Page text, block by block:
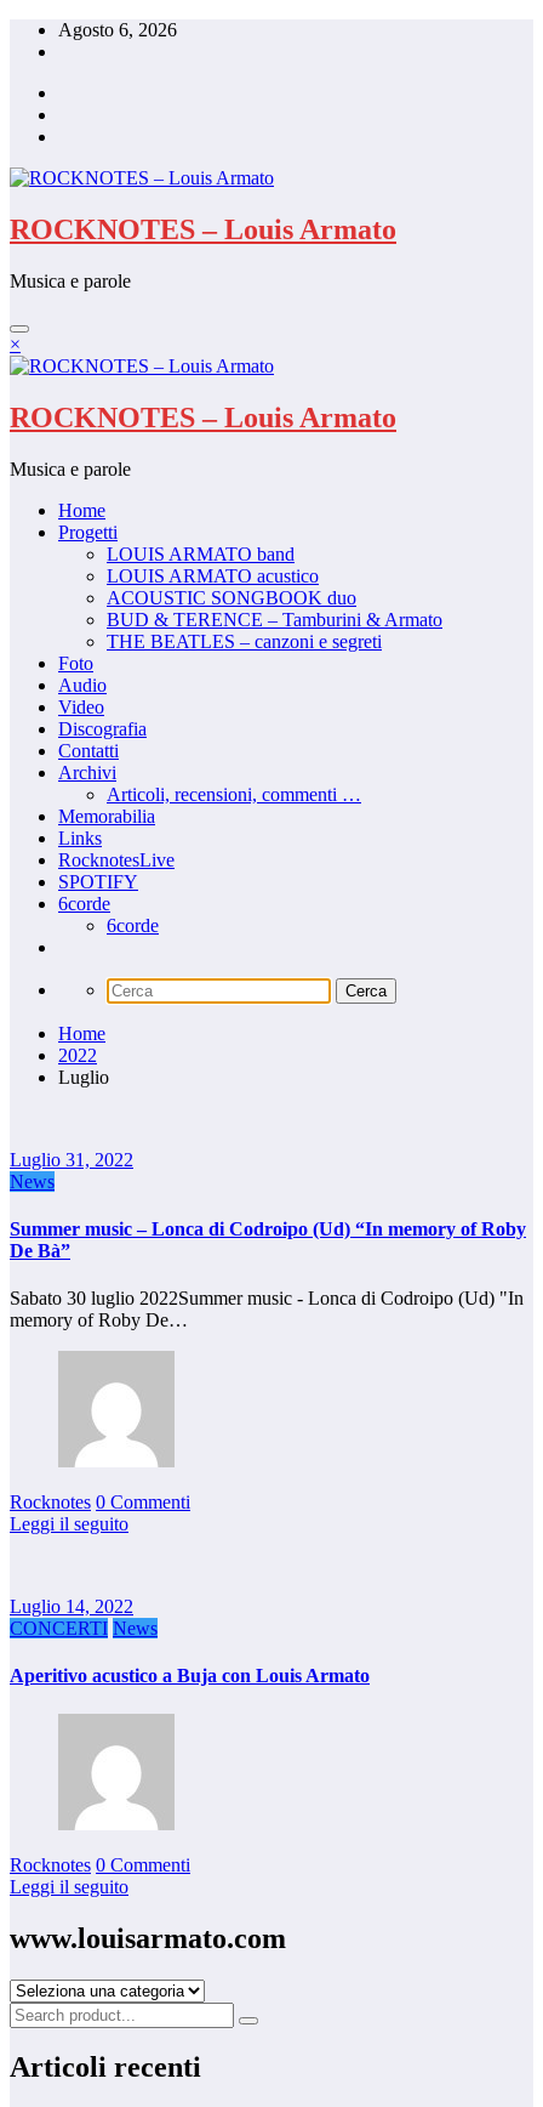
Agosto 6, 2026
ROCKNOTES – Louis Armato
Musica e parole
×
ROCKNOTES – Louis Armato
Musica e parole
Home
Progetti
LOUIS ARMATO band
LOUIS ARMATO acustico
ACOUSTIC SONGBOOK duo
BUD & TERENCE – Tamburini & Armato
THE BEATLES – canzoni e segreti
Foto
Audio
Video
Discografia
Contatti
Archivi
Articoli, recensioni, commenti …
Memorabilia
Links
RocknotesLive
SPOTIFY
6corde
6corde
Home
2022
Luglio
Luglio 31, 2022
News
Summer music – Lonca di Codroipo (Ud) “In memory of Roby
De Bà”
Sabato 30 luglio 2022Summer music - Lonca di Codroipo (Ud) "In
memory of Roby De…
Rocknotes 0 Commenti
Leggi il seguito
Luglio 14, 2022
CONCERTI News
Aperitivo acustico a Buja con Louis Armato
Rocknotes 0 Commenti
Leggi il seguito
www.louisarmato.com
www.louisarmato.com
Articoli recenti